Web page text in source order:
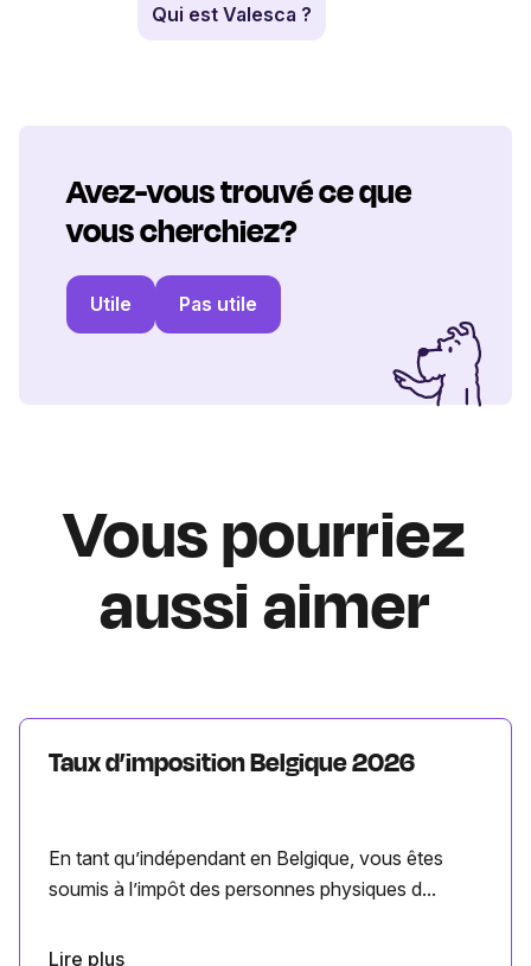
Qui est Valesca ?
Avez-vous trouvé ce que
vous cherchiez?
Utile Pas utile
Vous pourriez
aussi aimer
Taux d’imposition Belgique 2026
En tant qu’indépendant en Belgique, vous êtes
soumis à l’impôt des personnes physiques d...
Lire plus